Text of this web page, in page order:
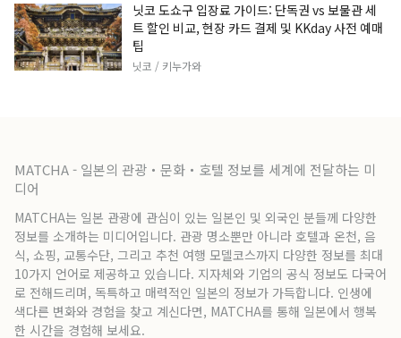
닛코 도쇼구 입장료 가이드: 단독권 vs 보물관 세
트 할인 비교, 현장 카드 결제 및 KKday 사전 예매
팁
닛코 / 키누가와
MATCHA - 일본의 관광・문화・호텔 정보를 세계에 전달하는 미
디어
MATCHA는 일본 관광에 관심이 있는 일본인 및 외국인 분들께 다양한
정보를 소개하는 미디어입니다. 관광 명소뿐만 아니라 호텔과 온천, 음
식, 쇼핑, 교통수단, 그리고 추천 여행 모델코스까지 다양한 정보를 최대
10가지 언어로 제공하고 있습니다. 지자체와 기업의 공식 정보도 다국어
로 전해드리며, 독특하고 매력적인 일본의 정보가 가득합니다. 인생에
색다른 변화와 경험을 찾고 계신다면, MATCHA를 통해 일본에서 행복
한 시간을 경험해 보세요.